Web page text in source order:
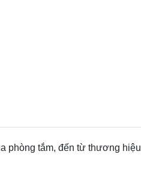
phòng tắm, đến từ thương hiệu